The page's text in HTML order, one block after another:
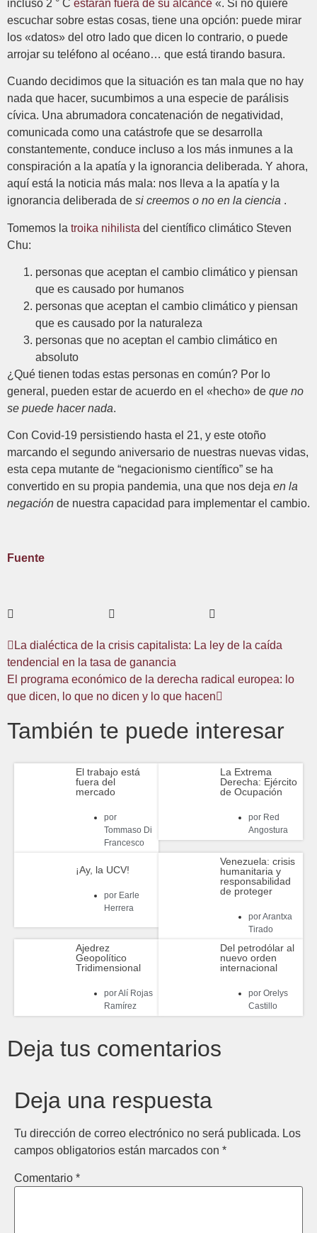
incluso 2 ° C estarán fuera de su alcance «. Si no quiere
escuchar sobre estas cosas, tiene una opción: puede mirar
los «datos» del otro lado que dicen lo contrario, o puede
arrojar su teléfono al océano… que está tirando basura.
Cuando decidimos que la situación es tan mala que no hay
nada que hacer, sucumbimos a una especie de parálisis
cívica. Una abrumadora concatenación de negatividad,
comunicada como una catástrofe que se desarrolla
constantemente, conduce incluso a los más inmunes a la
conspiración a la apatía y la ignorancia deliberada. Y ahora,
aquí está la noticia más mala: nos lleva a la apatía y la
ignorancia deliberada de si creemos o no en la ciencia .
Tomemos la troika nihilista del científico climático Steven
Chu:
personas que aceptan el cambio climático y piensan
que es causado por humanos
personas que aceptan el cambio climático y piensan
que es causado por la naturaleza
personas que no aceptan el cambio climático en
absoluto
¿Qué tienen todas estas personas en común? Por lo
general, pueden estar de acuerdo en el «hecho» de que no
se puede hacer nada.
Con Covid-19 persistiendo hasta el 21, y este otoño
marcando el segundo aniversario de nuestras nuevas vidas,
esta cepa mutante de “negacionismo científico” se ha
convertido en su propia pandemia, una que nos deja en la
negación de nuestra capacidad para implementar el cambio.
Fuente
La dialéctica de la crisis capitalista: La ley de la caída
tendencial en la tasa de ganancia
El programa económico de la derecha radical europea: lo
que dicen, lo que no dicen y lo que hacen
También te puede interesar
El trabajo está
fuera del
mercado
por
Tommaso Di
Francesco
La Extrema
Derecha: Ejército
de Ocupación
porRed
Angostura
¡Ay, la UCV!
porEarle
Herrera
Venezuela: crisis
humanitaria y
responsabilidad
de proteger
porArantxa
Tirado
Ajedrez
Geopolítico
Tridimensional
porAlí Rojas
Ramírez
Del petrodólar al
nuevo orden
internacional
porOrelys
Castillo
Deja tus comentarios
Deja una respuesta
Tu dirección de correo electrónico no será publicada. Los
campos obligatorios están marcados con *
Comentario *